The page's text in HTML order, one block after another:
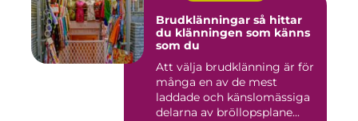
Brudklänningar så hittar
du klänningen som känns
som du
Att välja brudklänning är för
många en av de mest
laddade och känslomässiga
delarna av bröllopsplane...